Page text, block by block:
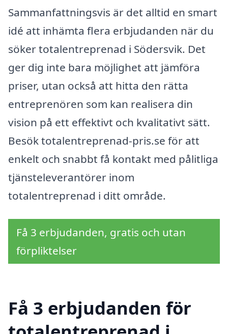
Sammanfattningsvis är det alltid en smart
idé att inhämta flera erbjudanden när du
söker totalentreprenad i Södersvik. Det
ger dig inte bara möjlighet att jämföra
priser, utan också att hitta den rätta
entreprenören som kan realisera din
vision på ett effektivt och kvalitativt sätt.
Besök totalentreprenad-pris.se för att
enkelt och snabbt få kontakt med pålitliga
tjänsteleverantörer inom
totalentreprenad i ditt område.
Få 3 erbjudanden, gratis och utan
förpliktelser
Få 3 erbjudanden för